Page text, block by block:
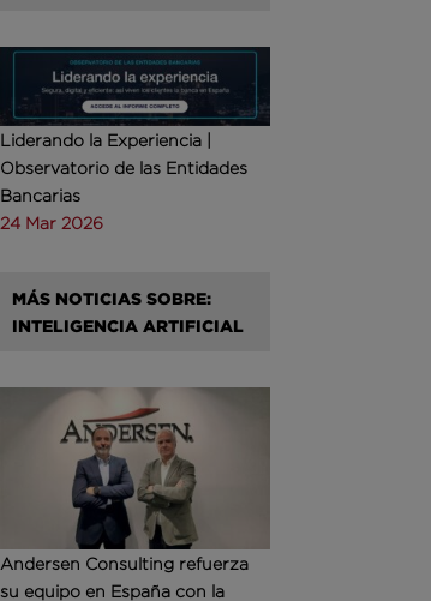
Liderando la Experiencia |
Observatorio de las Entidades
Bancarias
24 Mar 2026
MÁS NOTICIAS SOBRE:
INTELIGENCIA ARTIFICIAL
Andersen Consulting refuerza
su equipo en España con la